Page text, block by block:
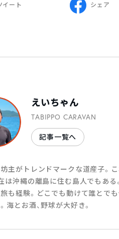
イート シェア
えいちゃん
TABIPPO CARAVAN
記事一覧へ
主がトレンドマークな道産子。
は沖縄の離島に住む島人でもあ
も経験。どこでも動けて誰とで
海とお酒、野球が大好き。